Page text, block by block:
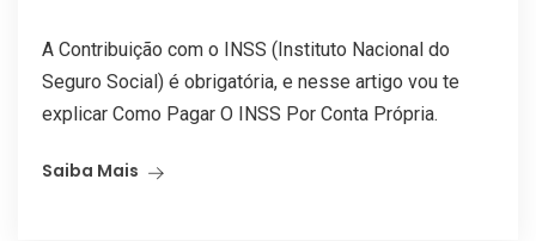
A Contribuição com o INSS (Instituto Nacional do
Seguro Social) é obrigatória, e nesse artigo vou te
explicar Como Pagar O INSS Por Conta Própria.
Saiba Mais